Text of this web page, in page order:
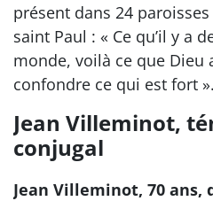
présent dans 24
saint Paul : « Ce qu’il y a
monde, voilà ce que Dieu
confondre ce qui est fort
Jean Villeminot,
conjugal
Jean Villeminot, 70 ans,